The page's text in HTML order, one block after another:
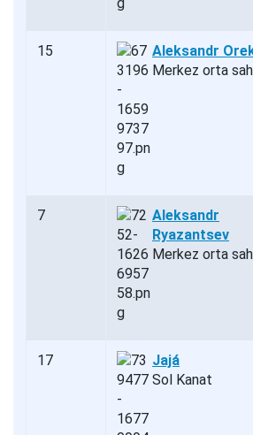
15
Aleksandr
Merkez orta
7
Aleksandr
Ryazantsev
Merkez orta
17
Jajá
Sol Kanat